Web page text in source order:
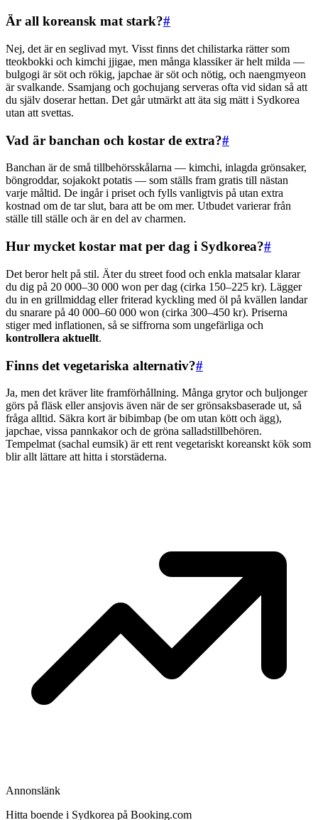
Är all koreansk mat stark?#
Nej, det är en seglivad myt. Visst finns det chilistarka rätter som
tteokbokki och kimchi jjigae, men många klassiker är helt milda —
bulgogi är söt och rökig, japchae är söt och nötig, och naengmyeon
är svalkande. Ssamjang och gochujang serveras ofta vid sidan så att
du själv doserar hettan. Det går utmärkt att äta sig mätt i Sydkorea
utan att svettas.
Vad är banchan och kostar de extra?#
Banchan är de små tillbehörsskålarna — kimchi, inlagda grönsaker,
böngroddar, sojakokt potatis — som ställs fram gratis till nästan
varje måltid. De ingår i priset och fylls vanligtvis på utan extra
kostnad om de tar slut, bara att be om mer. Utbudet varierar från
ställe till ställe och är en del av charmen.
Hur mycket kostar mat per dag i Sydkorea?#
Det beror helt på stil. Äter du street food och enkla matsalar klarar
du dig på 20 000–30 000 won per dag (cirka 150–225 kr). Lägger
du in en grillmiddag eller friterad kyckling med öl på kvällen landar
du snarare på 40 000–60 000 won (cirka 300–450 kr). Priserna
stiger med inflationen, så se siffrorna som ungefärliga och
kontrollera aktuellt.
Finns det vegetariska alternativ?#
Ja, men det kräver lite framförhållning. Många grytor och buljonger
görs på fläsk eller ansjovis även när de ser grönsaksbaserade ut, så
fråga alltid. Säkra kort är bibimbap (be om utan kött och ägg),
japchae, vissa pannkakor och de gröna salladstillbehören.
Tempelmat (sachal eumsik) är ett rent vegetariskt koreanskt kök som
blir allt lättare att hitta i storstäderna.
Annonslänk
Hitta boende i Sydkorea på Booking.com